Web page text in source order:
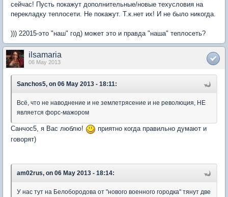
сейчас! Пусть покажут дополнительные/новые техусловия на
перекладку теплосети. Не покажут. Т.к.нет их! И не было никогда.
))) 22015-это "наш" год) может это и правда "наша" теплосеть?
ilsamaria
06 May 2013
Sanchos5, on 06 May 2013 - 18:11:
Всё, что не наводнение и не землетрясение и не революция, НЕ
является форс-мажором
Санчос5, я Вас люблю!
приятно когда правильно думают и
говорят)
am02rus, on 06 May 2013 - 18:14:
У нас тут на Белобородова от "нового военного городка" тянут две